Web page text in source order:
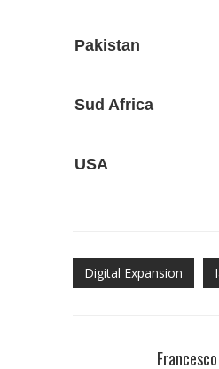
Pakistan
Sud Africa
USA
Digital Expansion